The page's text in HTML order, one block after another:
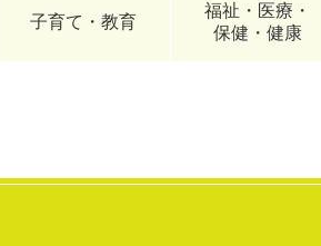
子育て・教育
福祉・医療・
保健・健康